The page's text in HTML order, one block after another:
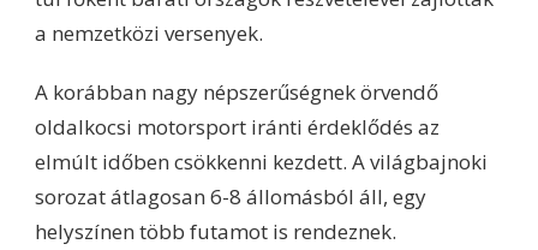
a nemzetközi versenyek.
A korábban nagy népszerűségnek örvendő
oldalkocsi motorsport iránti érdeklődés az
elmúlt időben csökkenni kezdett. A világbajnoki
sorozat átlagosan 6-8 állomásból áll, egy
helyszínen több futamot is rendeznek.